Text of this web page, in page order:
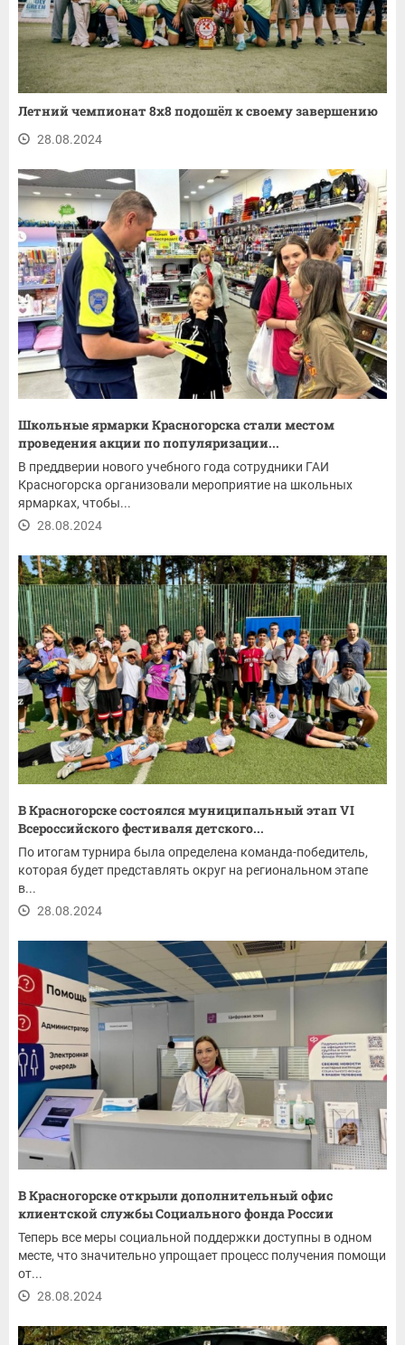
Летний чемпионат 8x8 подошёл к своему завершению
28.08.2024
Школьные ярмарки Красногорска стали местом
проведения акции по популяризации...
В преддверии нового учебного года сотрудники ГАИ
Красногорска организовали мероприятие на школьных
ярмарках, чтобы...
28.08.2024
В Красногорске состоялся муниципальный этап VI
Всероссийского фестиваля детского...
По итогам турнира была определена команда-победитель,
которая будет представлять округ на региональном этапе
в...
28.08.2024
В Красногорске открыли дополнительный офис
клиентской службы Социального фонда России
Теперь все меры социальной поддержки доступны в одном
месте, что значительно упрощает процесс получения помощи
от...
28.08.2024